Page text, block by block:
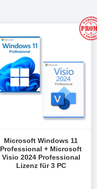
Microsoft Windows 11
Professional + Microsoft
Visio 2024 Professional
Lizenz für 3 PC